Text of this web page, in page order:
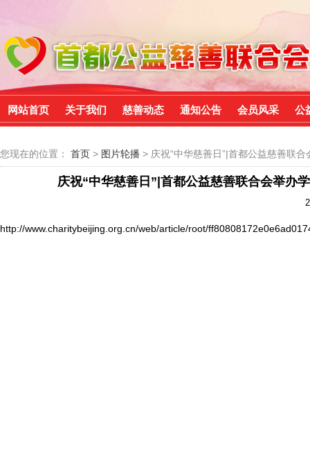
网站首页 关于我们 慈善动态 通知公告 会员风采 公
您现在的位置： 首页 > 图片轮播 > 庆祝“中华慈善日”|首都公益慈善联
庆祝“中华慈善日”|首都公益慈善联合会举办
http://www.charitybeijing.org.cn/web/article/root/